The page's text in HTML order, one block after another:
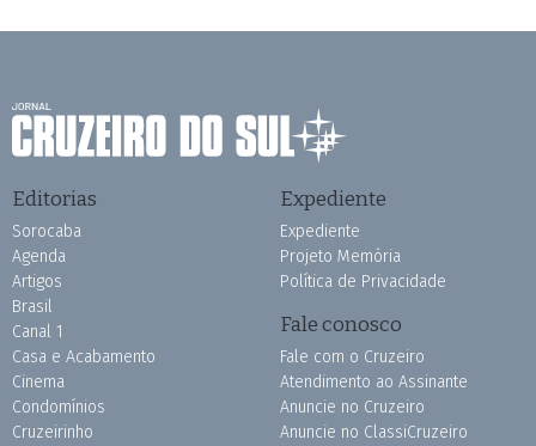
Editorias
Sorocaba
Agenda
Artigos
Brasil
Canal 1
Casa e Acabamento
Cinema
Condomínios
Cruzeirinho
Expediente
Expediente
Projeto Memória
Política de Privacidade
Fale conosco
Fale com o Cruzeiro
Atendimento ao Assinante
Anuncie no Cruzeiro
Anuncie no ClassiCruzeiro